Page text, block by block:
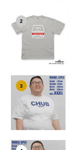
2
3